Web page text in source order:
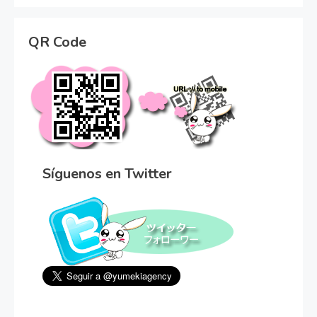
QR Code
Síguenos en Twitter